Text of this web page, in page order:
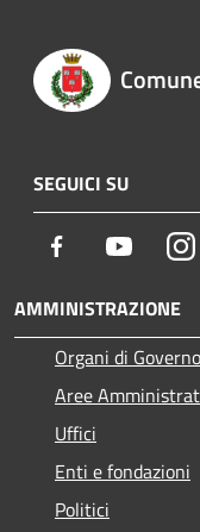
SEGUICI SU
Facebook Youtube
AMMINISTRAZIONE
Organi di Governo
Aree
Uffici
Enti e fondazioni
Politici